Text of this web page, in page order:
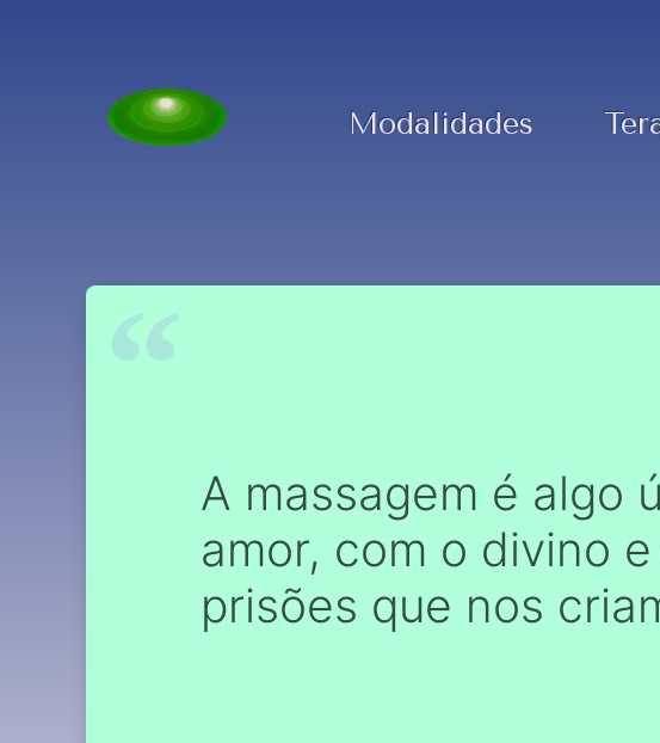
Modalidades
A massagem é algo
amor, com o divino
prisões que nos